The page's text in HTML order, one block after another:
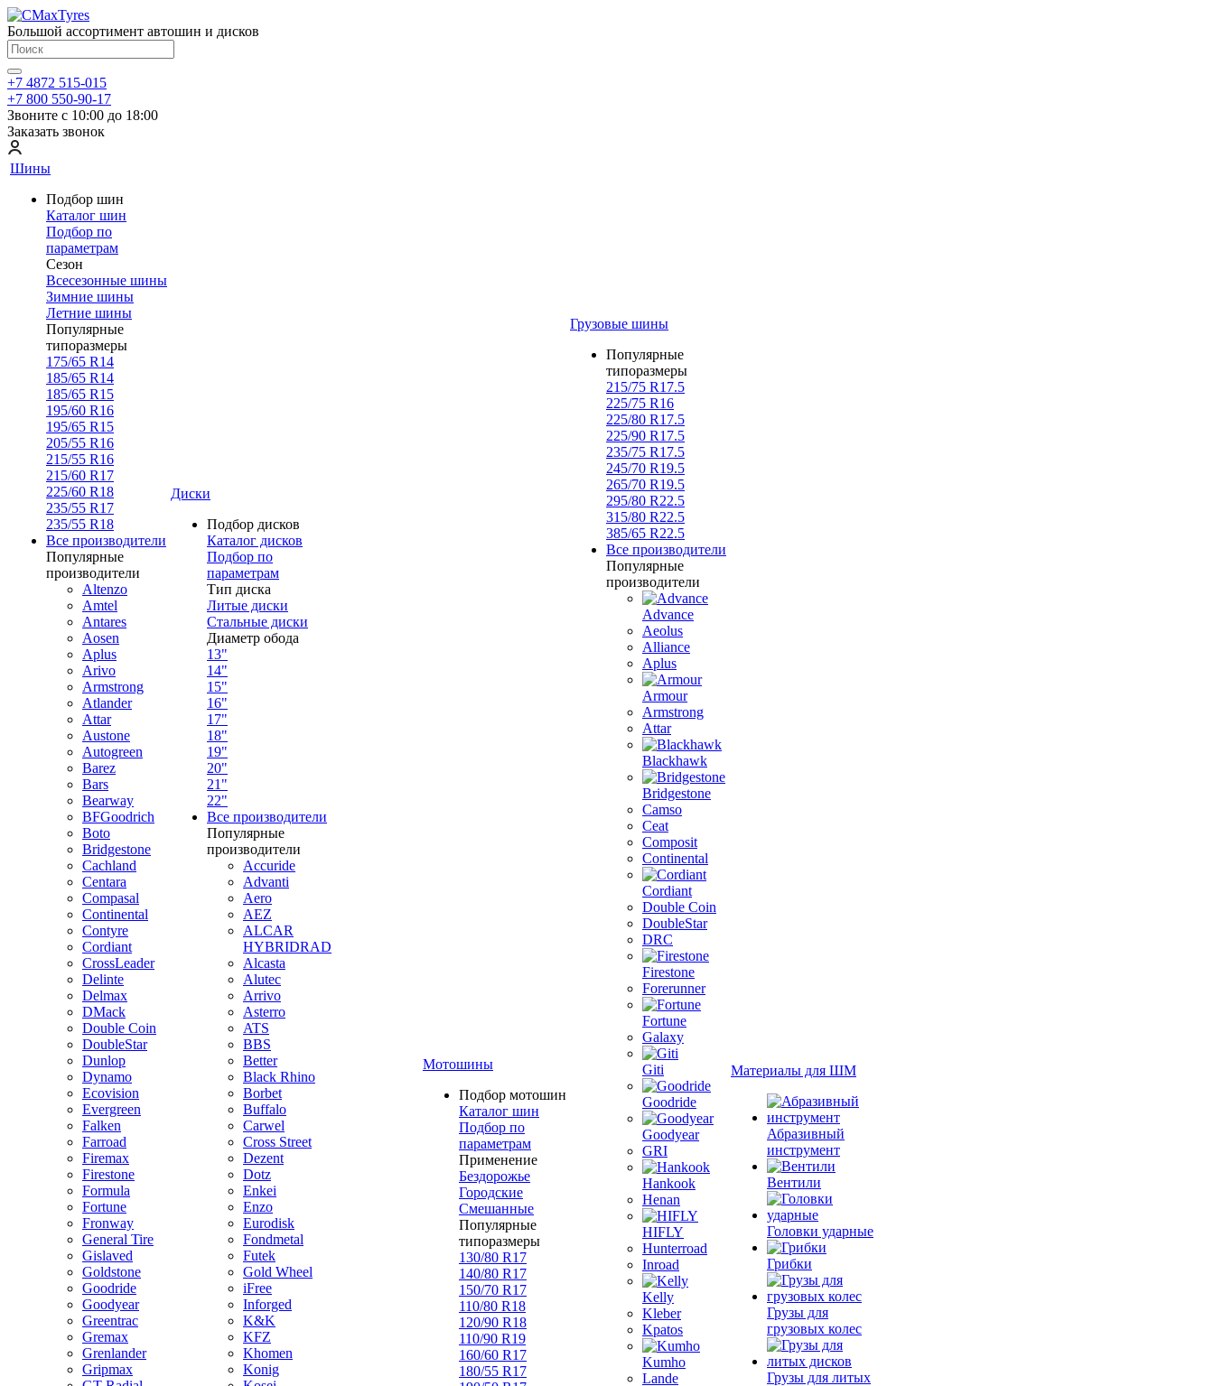
Большой ассортимент автошин и дисков
+7 4872 515-015
+7 800 550-90-17
Звоните с 10:00 до 18:00
Заказать звонок
Шины
Подбор шин
Каталог шин
Подбор по
параметрам
Сезон
Всесезонные шины
Зимние шины
Летние шины
Популярные
типоразмеры
175/65 R14
185/65 R14
185/65 R15
195/60 R16
195/65 R15
205/55 R16
215/55 R16
215/60 R17
225/60 R18
235/55 R17
235/55 R18
Все производители
Популярные
производители
Altenzo
Amtel
Antares
Aosen
Aplus
Arivo
Armstrong
Atlander
Attar
Austone
Autogreen
Barez
Bars
Bearway
BFGoodrich
Boto
Bridgestone
Cachland
Centara
Compasal
Continental
Contyre
Cordiant
CrossLeader
Delinte
Delmax
DMack
Double Coin
DoubleStar
Dunlop
Dynamo
Ecovision
Evergreen
Falken
Farroad
Firemax
Firestone
Formula
Fortune
Fronway
General Tire
Gislaved
Goldstone
Goodride
Goodyear
Greentrac
Gremax
Grenlander
Gripmax
Диски
Подбор дисков
Каталог дисков
Подбор по
параметрам
Тип диска
Литые диски
Стальные диски
Диаметр обода
13"
14"
15"
16"
17"
18"
19"
20"
21"
22"
Все производители
Популярные
производители
Accuride
Advanti
Aero
AEZ
ALCAR
HYBRIDRAD
Alcasta
Alutec
Arrivo
Asterro
ATS
BBS
Better
Black Rhino
Borbet
Buffalo
Carwel
Cross Street
Dezent
Dotz
Enkei
Enzo
Eurodisk
Fondmetal
Futek
Gold Wheel
iFree
Inforged
K&K
KFZ
Khomen
Konig
Мотошины
Подбор мотошин
Каталог шин
Подбор по
параметрам
Применение
Бездорожье
Городские
Смешанные
Популярные
типоразмеры
130/80 R17
140/80 R17
150/70 R17
110/80 R18
120/90 R18
110/90 R19
160/60 R17
180/55 R17
Грузовые шины
Популярные
типоразмеры
215/75 R17.5
225/75 R16
225/80 R17.5
225/90 R17.5
235/75 R17.5
245/70 R19.5
265/70 R19.5
295/80 R22.5
315/80 R22.5
385/65 R22.5
Все производители
Популярные
производители
Advance
Aeolus
Alliance
Aplus
Armour
Armstrong
Attar
Blackhawk
Bridgestone
Camso
Ceat
Composit
Continental
Cordiant
Double Coin
DoubleStar
DRC
Firestone
Forerunner
Fortune
Galaxy
Giti
Goodride
Goodyear
GRI
Hankook
Henan
HIFLY
Hunterroad
Inroad
Kelly
Kleber
Kpatos
Kumho
Lande
Материалы для ШМ
Абразивный
инструмент
Вентили
Головки ударные
Грибки
Грузы для
грузовых колес
Грузы для литых